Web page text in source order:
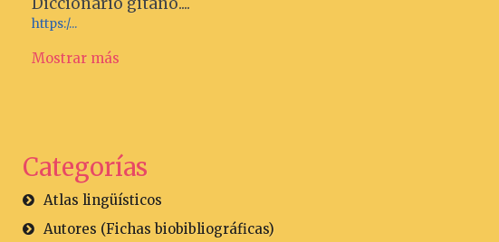
https:/...
Mostrar más
Categorías
Atlas lingüísticos
Autores (Fichas biobibliográficas)